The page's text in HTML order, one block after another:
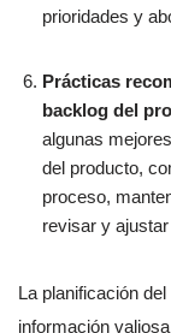
prioridades y
Prácticas
backlog del
algunas
del producto,
proceso,
revisar y
La planificación
información